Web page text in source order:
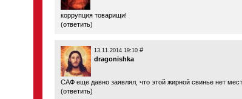
коррупция товарищи!
(ответить)
13.11.2014 19:10 #
dragonishka
САФ еще давно заявлял, что этой жирной свинье нет
(ответить)